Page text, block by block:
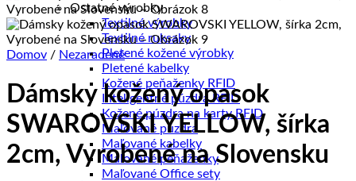
Ostatné výrobky
Textilné výrobky
Textilné ruksaky
Pletené kožené výrobky
Pletené kabelky
Kožené peňaženky RFID
Inteligentné púzdra RFID
Kožené púzdra na karty RFID
Maľované púzdra
Maľované kabelky
Maľované peňaženky
Maľované Office sety
Domov / Nezaradené
Dámsky kožený opasok
SWAROVSKI YELLOW, šírka
2cm, Vyrobené na Slovensku